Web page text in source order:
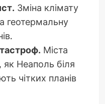
Зміна клімату
геотермальну
Міста
як Неаполь біля
чітких планів